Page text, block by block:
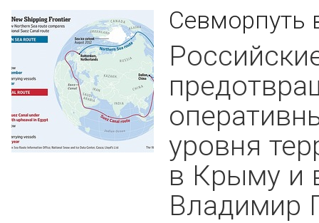
Севморпуть
уровня
в Крыму и
Владимир